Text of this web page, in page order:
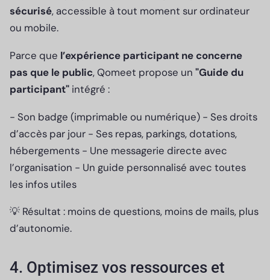
sécurisé, accessible à tout moment sur ordinateur
ou mobile.
Parce que l’expérience participant ne concerne
pas que le public, Qomeet propose un "Guide du
participant" intégré :
- Son badge (imprimable ou numérique) - Ses droits
d’accès par jour - Ses repas, parkings, dotations,
hébergements - Une messagerie directe avec
l’organisation - Un guide personnalisé avec toutes
les infos utiles
💡 Résultat : moins de questions, moins de mails, plus
d’autonomie.
4. Optimisez vos ressources et